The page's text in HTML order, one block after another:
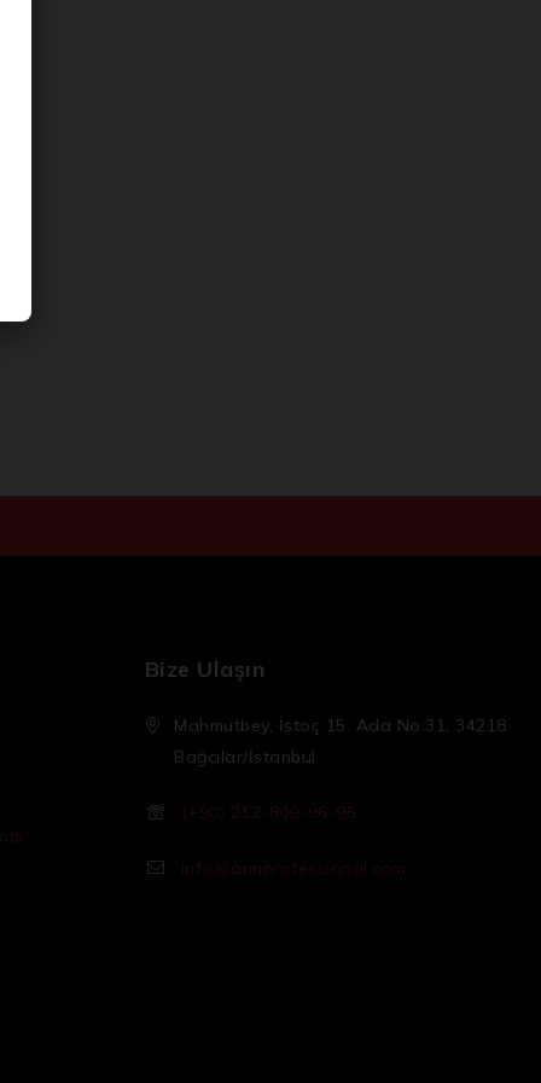
Bize Ulaşın
Mahmutbey, İstoç 15. Ada No:31, 34218
Bağcılar/İstanbul
(+90) 212-809-96-95
info@armprofessional.com